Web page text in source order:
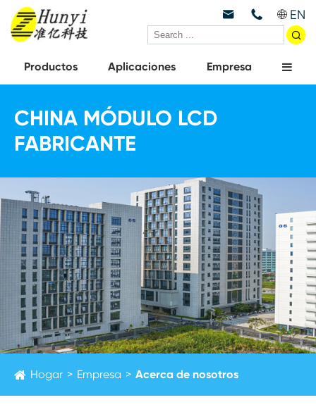
  EN

Productos Aplicaciones Empresa
CHINA MÓDULO LCD
FABRICANTE
Hogar Empresa Acerca de nosotros